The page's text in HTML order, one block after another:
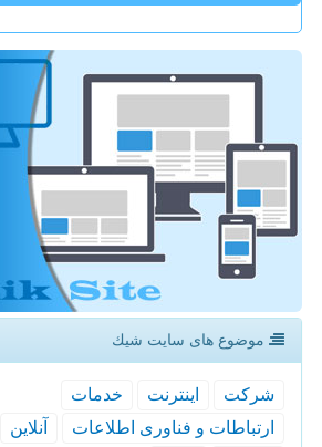
موضوع های سایت شیك
شركت اینترنت
خدمات
ارتباطات و فناوری اطلاعات
آنلاین